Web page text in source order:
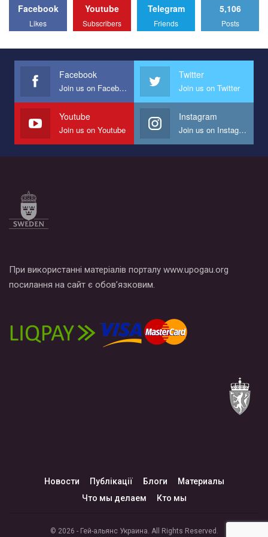
All you have to do is to press "Like" below the video.
Эмоционально сильный ролик от команды "Гей-альянс
представляющий программу развития организации.
Мы просим вас поддержать нас и помочь нам реализовать
наш план по борьбе с насилием и дискриминацией на почве
СОГИ в Украине.
Все, что вам нужно сделать - это зайти на наш канал YouTube
по этой ссылке и поставить лайк под видео.
Facebook
Likes
Youtube
Subscribers
Telegram
Friends
5,106
Posts
Facebook
Join us on Facebook
Twitter
Join us on Twitter
Youtube
Join us on Youtube
Instagram
Join us on Instagram
При використанні матеріалів порталу www.upogau.org
посилання на сайт є обов’язковим.
Новости Публікації Блоги
Материалы
Что мы делаем
Кто мы
© 2026 - Гей-альянс Украина. All Rights Reserved.